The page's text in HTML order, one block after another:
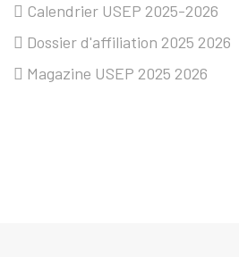
Calendrier USEP 2025-2026
Dossier d'affiliation 2025 2026
Magazine USEP 2025 2026